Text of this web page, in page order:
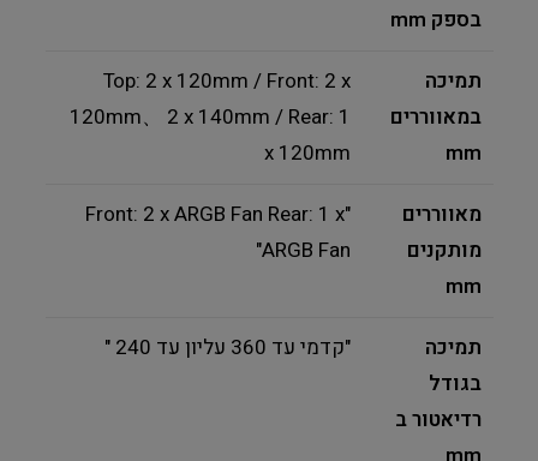
בספק mm
תמיכה
במאווררים
mm
Top: 2 x 120mm / Front: 2 x
120mm、 2 x 140mm / Rear: 1
x 120mm
מאווררים
מותקנים
mm
"Front: 2 x ARGB Fan Rear: 1 x
ARGB Fan"
תמיכה
בגודל
רדיאטור ב
"קדמי עד 360 עליון עד 240 "